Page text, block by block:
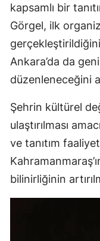
kapsamlı bir
Görgel, ilk
Ankara’da da
düzenleneceğini
Şehrin kültürel
ulaştırılması
ve tanıtım
bilinirliğinin